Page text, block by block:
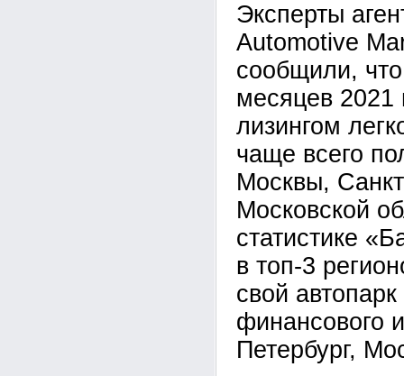
Эксперты
Automotive
сообщили,
месяцев
лизингом
чаще всего
Москвы,
Московской
статистике
в топ-3
свой
финансового
Петербург,